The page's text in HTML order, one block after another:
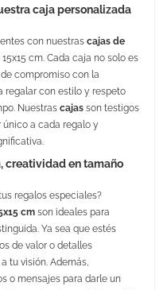
caja personalizada
con nuestras cajas de
15x15 cm. Cada caja no solo es
compromiso con la
regalar con estilo y respeto
Nuestras cajas son testigos
a cada regalo y
creatividad en tamaño
regalos especiales?
cm son ideales para
Ya sea que estés
de valor o detalles
tu visión. Además,
o mensajes para darle un